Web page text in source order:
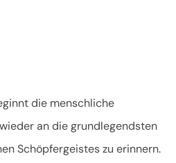
die menschliche
an die grundlegendsten
Schöpfergeistes zu erinnern.